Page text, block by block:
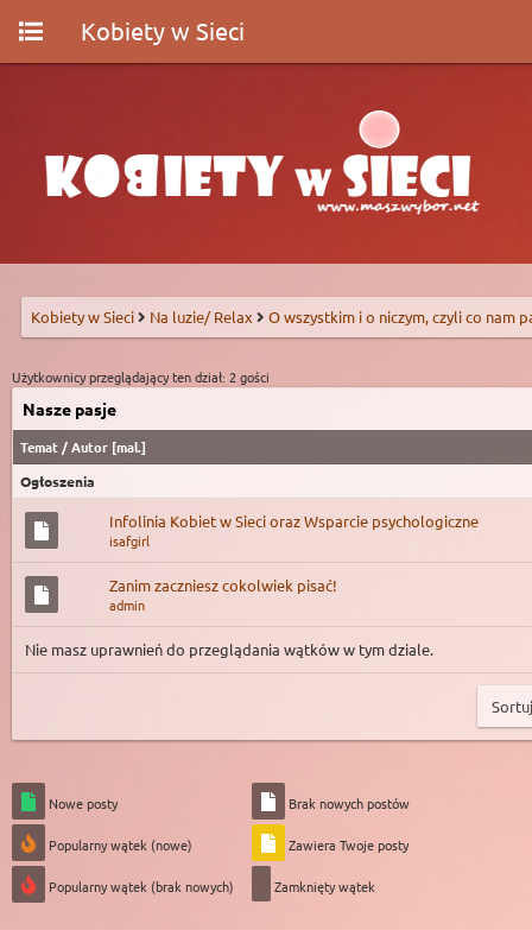
Kobiety w Sieci
Kobiety w Sieci Na luzie/ Relax O wszystkim i o niczym, czyli co nam
Użytkownicy przeglądający ten dział: 2 gości
Nasze pasje
Temat /Autor [mal.]
Ogłoszenia
Infolinia Kobiet w Sieci oraz Wsparcie psychologiczne
isafgirl
Zanim zaczniesz cokolwiek pisać!
admin
Nie masz uprawnień do przeglądania wątków w tym dziale.
Nowe posty
Popularny wątek (nowe)
Popularny wątek (brak nowych)
Brak nowych postów
Zawiera Twoje posty
Zamknięty wątek